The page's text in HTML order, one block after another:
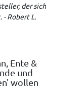
der sich
- Robert L.
Ente &
und
wollen